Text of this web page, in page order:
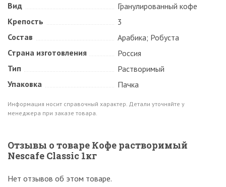
Вид
Гранулированный кофе
Крепость
3
Состав
Арабика; Робуста
Страна изготовления
Россия
Тип
Растворимый
Упаковка
Пачка
Информация носит справочный характер. Детали уточняйте у
менеджера при заказе товара.
Отзывы о товаре Кофе растворимый
Nescafe Classic 1кг
Нет отзывов об этом товаре.